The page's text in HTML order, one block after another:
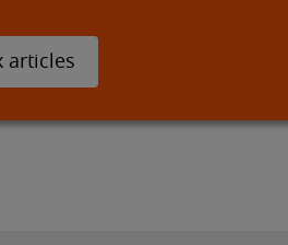
articles